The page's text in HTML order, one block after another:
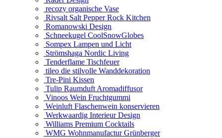
recozy organische Vase
Rivsalt Salt Pepper Rock Kitchen
Romanowski Design
Schneekugel CoolSnowGlobes
Sompex Lampen und Licht
Strömshaga Nordic Living
Tenderflame Tischfeuer
tileo die stilvolle Wanddekoration
Tre-Pini Kissen
Tulip Raumduft Aromadiffusor
Vinoos Wein Fruchtgummi
Weinluft Flaschenwein konservieren
Werkwaardig Interieur Design
Williams Premium Cocktails
WMG Wohnmanufactur Grünberger